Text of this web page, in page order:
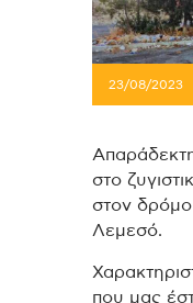
23/08/2023
στο
στον
Λεμεσό.
που μας